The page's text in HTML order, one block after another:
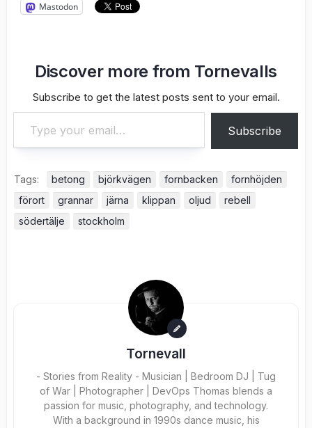
Mastodon
Discover more from Tornevalls
Subscribe to get the latest posts sent to your email.
Type your email…
Subscribe
Tags: betong björkvägen fornbacken
fornhöjden
förort
grannar järna klippan oljud
rebell
södertälje
stockholm
Tornevall
- Stories from Reality - Musician | Bedroom DJ | Tug
of War | Photographer | DevOps Thomas blends a
passion for music, photography, and technology.
With a background in 1990s dance music, his